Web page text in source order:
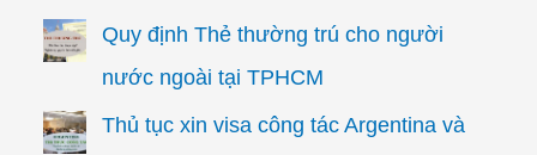
Quy định Thẻ thường trú cho người
nước ngoài tại TPHCM
Thủ tục xin visa công tác Argentina và